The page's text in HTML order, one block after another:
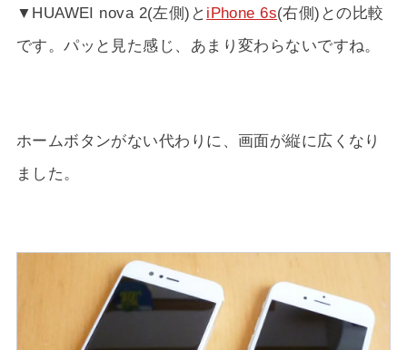
▼HUAWEI nova 2(左側)と iPhone 6s(右側)との比較
です。パッと見た感じ、あまり変わらないですね。
ホームボタンがない代わりに、画面が縦に広くなり
ました。